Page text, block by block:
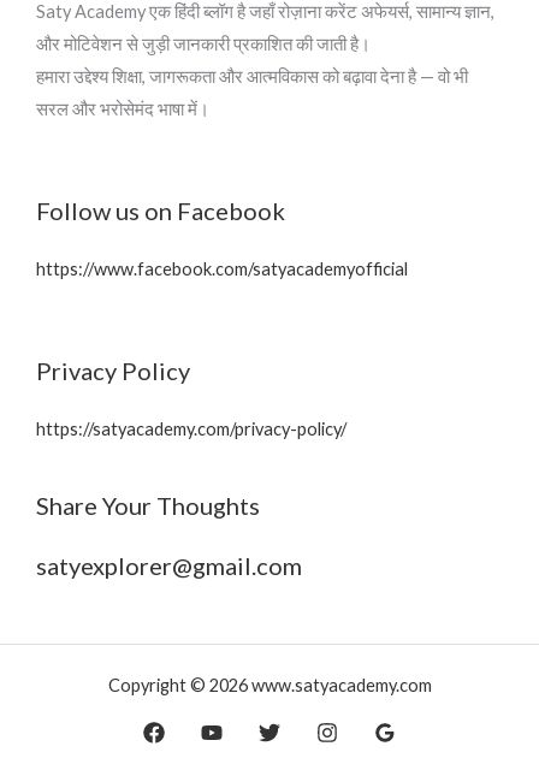
Saty Academy एक हिंदी ब्लॉग है जहाँ रोज़ाना करेंट अफेयर्स, सामान्य ज्ञान,
और मोटिवेशन से जुड़ी जानकारी प्रकाशित की जाती है।
हमारा उद्देश्य शिक्षा, जागरूकता और आत्मविकास को बढ़ावा देना है — वो भी
सरल और भरोसेमंद भाषा में।
Follow us on Facebook
https://www.facebook.com/satyacademyofficial
Privacy Policy
https://satyacademy.com/privacy-policy/
Share Your Thoughts
satyexplorer@gmail.com
Copyright © 2026 www.satyacademy.com